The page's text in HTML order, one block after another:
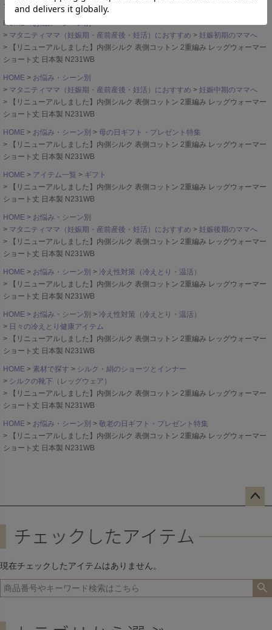
ショート丈 日本製 N231WB
HOME
お悩み・シーン別
マタニティママ（妊娠期・産前産後・妊活）におすすめ
妊娠初期のママへ
【リニューアルしました】内側シルク 表側コットン 2重編み レッグウォーマー
ショート丈 日本製 N231WB
HOME
お悩み・シーン別
マタニティママ（妊娠期・産前産後・妊活）におすすめ
妊娠中期のママへ
【リニューアルしました】内側シルク 表側コットン 2重編み レッグウォーマー
ショート丈 日本製 N231WB
HOME お悩み・シーン別
母の日ギフト・プレゼント特集
【リニューアルしました】内側シルク 表側コットン 2重編み レッグウォーマー
ショート丈 日本製 N231WB
HOME アイテム一覧
ギフト
【リニューアルしました】内側シルク 表側コットン 2重編み レッグウォーマー
ショート丈 日本製 N231WB
HOME
お悩み・シーン別
マタニティママ（妊娠期・産前産後・妊活）におすすめ
妊娠後期のママへ
【リニューアルしました】内側シルク 表側コットン 2重編み レッグウォーマー
ショート丈 日本製 N231WB
HOME お悩み・シーン別
冷え性対策（冷えとり・温活）
【リニューアルしました】内側シルク 表側コットン 2重編み レッグウォーマー
ショート丈 日本製 N231WB
HOME お悩み・シーン別
冷え性対策（冷えとり・温活）
日々の冷えとり健康アイテム
【リニューアルしました】内側シルク 表側コットン 2重編み レッグウォーマー
ショート丈 日本製 N231WB
HOME 素材で探す
シルク・絹のショーツとインナー
シルクの靴下（レッグウェア）
【リニューアルしました】内側シルク 表側コットン 2重編み レッグウォーマー
ショート丈 日本製 N231WB
HOME お悩み・シーン別
敬老の日ギフト・プレゼント特集
【リニューアルしました】内側シルク 表側コットン 2重編み レッグウォーマー
ショート丈 日本製 N231WB
現在チェックしたアイテムはありません。